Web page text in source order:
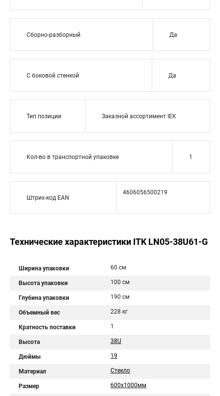
Сборно-разборный Да
С боковой стенкой Да
Тип позиции Заказной ассортимент IEK
Кол-во в транспортной упаковке 1
Штрих-код EAN
4606056500219
Технические характеристики ITK LN05-38U61-G
Ширина упаковки 60 см
Высота упаковки 100 см
Глубина упаковки 190 см
Объемный вес 228 кг
Кратность поставки 1
Высота 38U
Дюймы 19
Материал Стекло
Размер 600х1000мм